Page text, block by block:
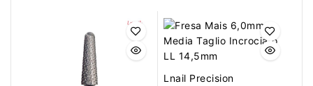
Lnail Precision